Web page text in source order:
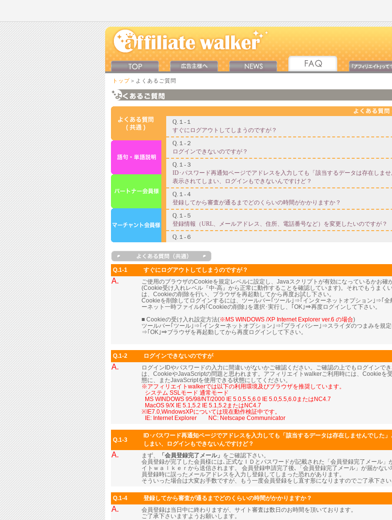
トップ ＞よくあるご質問
Q.1-1 すぐにログアウトしてしまうのですが？
A.
ご使用のブラウザのCookieを規定レベルに設定し、Javaスクリプトが有効になっているかお確
(Cookie受け入れレベル『中-高』から正常に動作することを確認しています)。それでもうまく
は、Cookieの削除を行い、ブラウザを再起動してから再度お試し下さい。
Cookieを削除してログインするには、ツールバー｢ツール｣⇒｢インターネットオプション｣⇒｢
ーネット一時ファイル内｢Cookieの削除｣を選択･実行し、｢OK｣⇒再度ログインして下さい。
■ Cookieの受け入れ設定方法(※MS WINDOWS /XP Internet Explorer ver.6 の場合)
ツールバー｢ツール｣⇒｢インターネットオプション｣⇒｢プライバシー｣⇒スライダのつまみを規
⇒｢OK｣⇒ブラウザを再起動してから再度ログインして下さい。
Q.1-2 ログインできないのですが
A.
ログインIDやパスワードの入力に間違いがないかご確認ください。ご確認の上でもログインで
は、CookieやJavaScriptの問題と思われます。アフィリエイトwalkerご利用時には、Cookieを
態に、またJavaScriptを使用できる状態にしてください。
※アフィリエイトwalkerでは以下の利用環境及びブラウザを推奨しています。
システム SSLモード 通常モード
MS WINDOWS 95/98/NT/2000 IE 5.0,5.5,6.0 IE 5.0,5.5,6.0またはNC4.7
MacOS 9/X IE 5.1,5.2 IE 5.1,5.2またはNC4.7
※IE7.0,WindowsXPについては現在動作検証中です。
IE: Internet Explorer NC: Netscape Communicator
Q.1-3
ID･パスワード再通知ページでアドレスを入力しても「該当するデータは存在しませんでした
しまい、ログインもできないんですけど？
A. まず、 「会員登録完了メール」 をご確認下さい。
会員登録が完了した会員様には､正式なＩＤとパスワードが記載された「会員登録完了メール」
イトｗａｌｋｅｒから送信されます。 会員登録申請完了後､「会員登録完了メール」が届かない
員登録時に誤ったメールアドレスを入力し登録してしまった恐れがあります。
そういった場合は大変お手数ですが、もう一度会員登録をし直す形になりますのでご了承下さい
Q.1-4 登録してから審査が通るまでどのくらいの時間がかかりますか？
A.
会員登録は当日中に終わりますが、サイト審査は数日のお時間を頂いております。
ご了承下さいますようお願いします。